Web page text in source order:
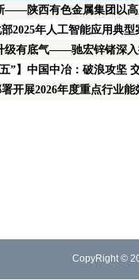
——陕西有色金属集团以
2025年人工智能应用典型
级有底气——驰宏锌锗深
”】中国中冶：破浪攻坚
开展2026年度重点行业
CopyRight ©